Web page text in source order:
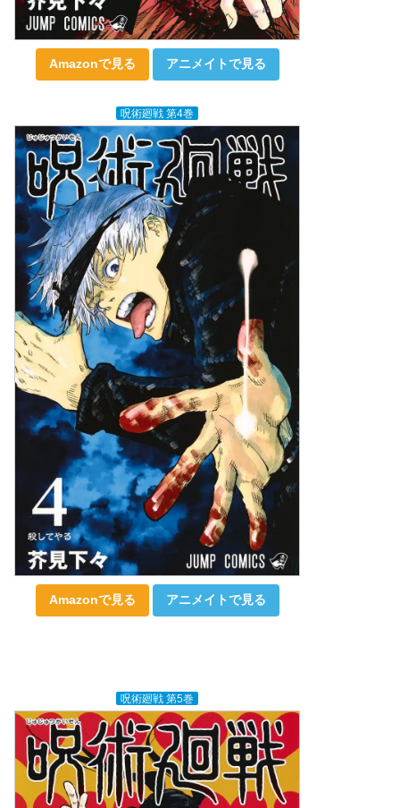
Amazonで見る アニメイトで見る
呪術廻戦 第4巻
Amazonで見る アニメイトで見る
呪術廻戦 第5巻